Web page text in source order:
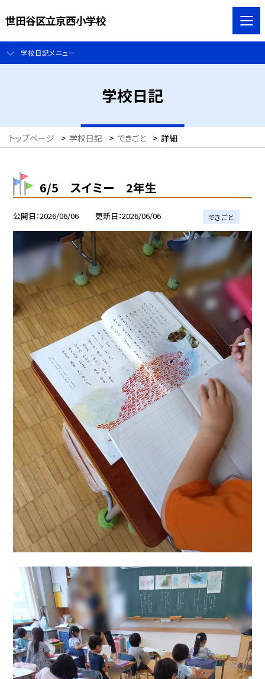
世田谷区立京西小学校
学校日記メニュー
学校日記
トップページ > 学校日記 > できごと > 詳細
6/5 スイミー 2年生
公開日 2026/06/06 更新日 2026/06/06 できごと